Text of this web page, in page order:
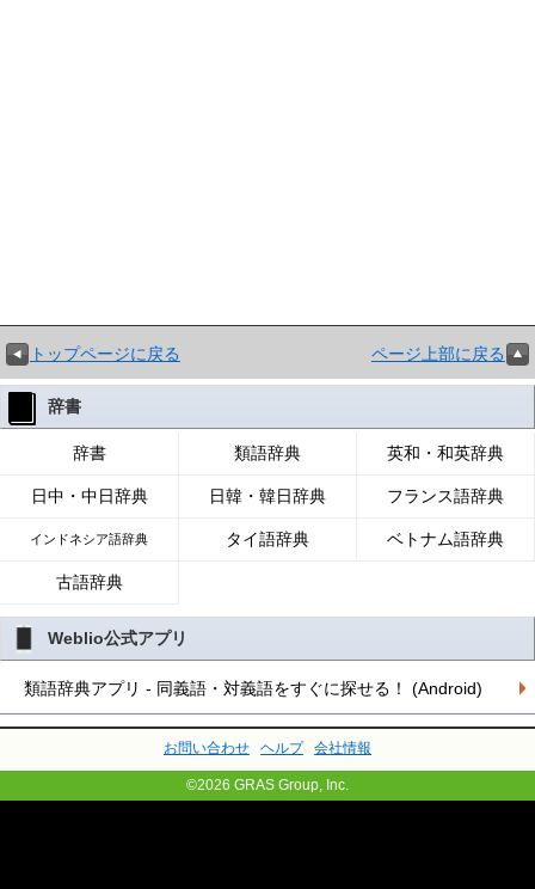
トップページに戻る ページ上部に戻る
辞書
辞書 類語辞典 英和・和英辞典
日中・中日辞典 日韓・韓日辞典 フランス語辞典
インドネシア語辞典 タイ語辞典 ベトナム語辞典
古語辞典
Weblio公式アプリ
類語辞典アプリ - 同義語・対義語をすぐに探せる！ (Android)
お問い合わせ ヘルプ 会社情報
©2026 GRAS Group, Inc.